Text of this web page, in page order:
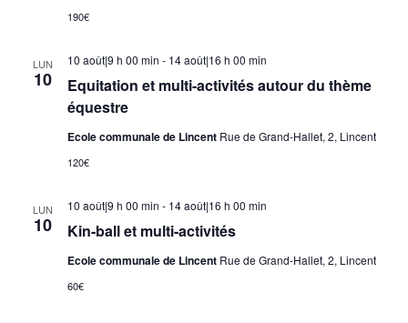
190€
LUN
10
Equitation et multi-activités autour du thème
équestre
10 août|9 h 00 min - 14 août|16 h 00 min
Ecole communale de Lincent Rue de Grand-Hallet, 2, Lincent
120€
LUN
10 Kin-ball et multi-activités
10 août|9 h 00 min - 14 août|16 h 00 min
Ecole communale de Lincent Rue de Grand-Hallet, 2, Lincent
60€